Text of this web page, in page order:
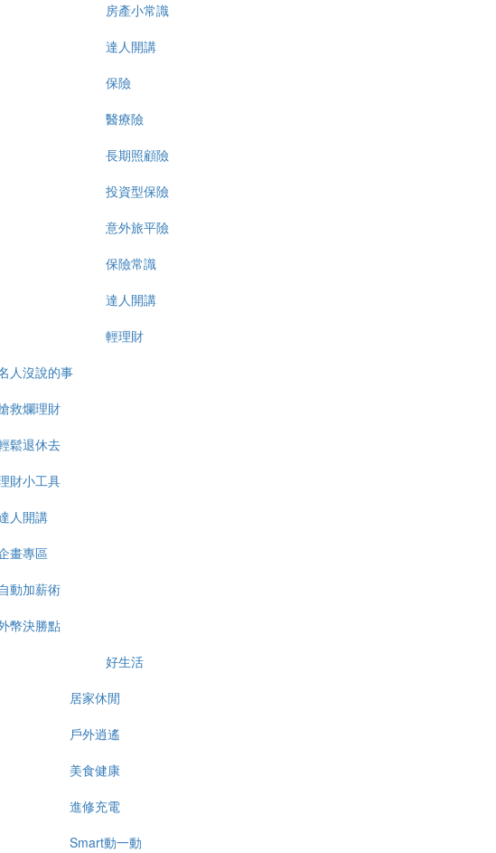
房產小常識
達人開講
保險
醫療險
長期照顧險
投資型保險
意外旅平險
保險常識
達人開講
輕理財
人沒說的事
救爛理財
鬆退休去
財小工具
人開講
畫專區
動加薪術
幣決勝點
好生活
居家休閒
戶外逍遙
美食健康
進修充電
Smart動一動